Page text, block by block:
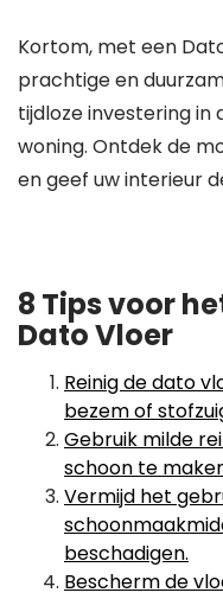
Kortom, met een
prachtige en
tijdloze investering in
woning. Ontdek de
en geef uw interieur
8 Tips voor
Dato Vloer
Reinig de dato
bezem of
Gebruik milde
schoon te
Vermijd het
beschadigen.
Bescherm de